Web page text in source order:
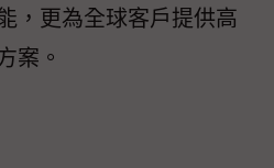
，更為全球客戶提供高
案。